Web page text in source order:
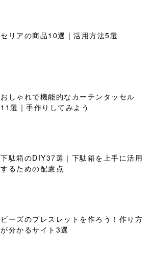
セリアの商品10選｜活用方法5選
おしゃれで機能的なカーテンタッセル
11選｜手作りしてみよう
下駄箱のDIY37選｜下駄箱を上手に活用
するための配慮点
ビーズのブレスレットを作ろう！作り方
が分かるサイト3選